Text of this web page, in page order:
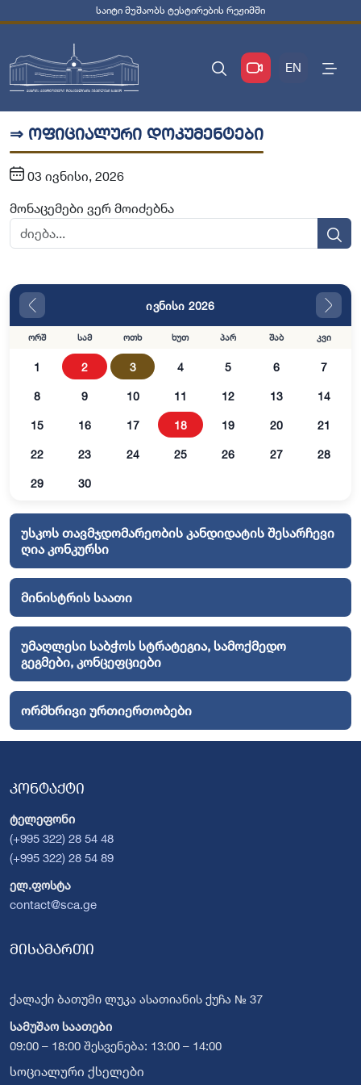
საიტი მუშაობს ტესტირების რეჟიმში
EN
⇒ ოფიციალური დოკუმენტები
03 ივნისი, 2026
მონაცემები ვერ მოიძებნა
ივნისი 2026
ორშ სამ ოთხ ხუთ პარ შაბ კვი
1 2 3 4 5 6 7
8 9 10 11 12 13 14
15 16 17 18 19 20 21
22 23 24 25 26 27 28
29 30
უსკოს თავმჯდომარეობის კანდიდატის შესარჩევი
ღია კონკურსი
მინისტრის საათი
უმაღლესი საბჭოს სტრატეგია, სამოქმედო
გეგმები, კონცეფციები
ორმხრივი ურთიერთობები
კონტაქტი
ტელეფონი
(+995 322) 28 54 48
(+995 322) 28 54 89
ელ.ფოსტა
contact@sca.ge
მისამართი
ქალაქი ბათუმი ლუკა ასათიანის ქუჩა № 37
სამუშაო საათები
09:00 – 18:00 შესვენება: 13:00 – 14:00
სოციალური ქსელები